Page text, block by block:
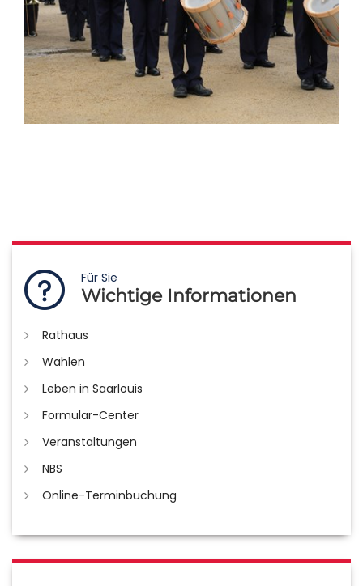
Für Sie
Wichtige Informationen
Rathaus
Wahlen
Leben in Saarlouis
Formular-Center
Veranstaltungen
NBS
Online-Terminbuchung